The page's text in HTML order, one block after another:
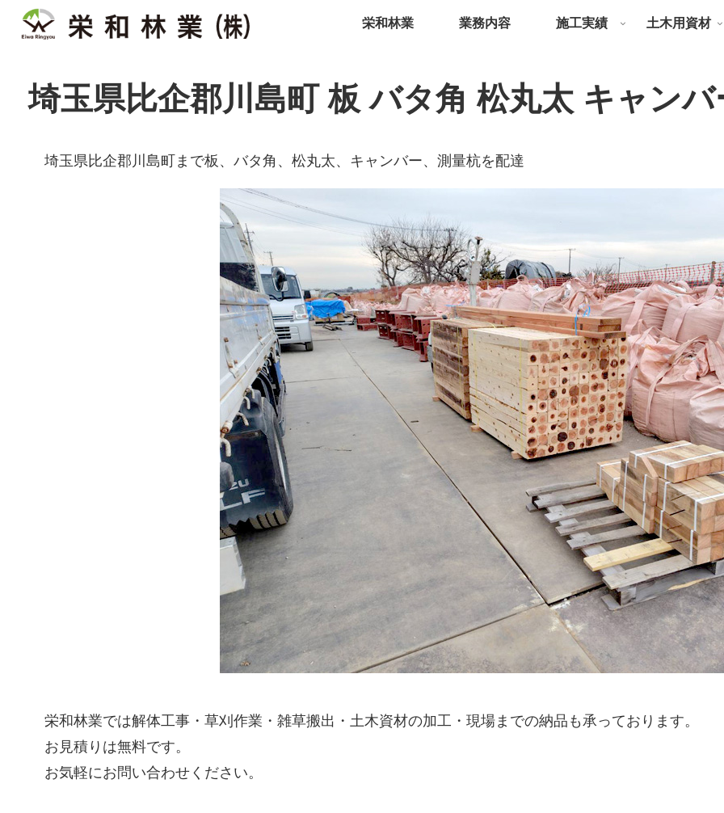
栄和林業 業務内容 施工実績 土木用資材
埼玉県比企郡川島町 板 バタ角 松丸太 キャン
埼玉県比企郡川島町まで板、バタ角、松丸太、キャンバー、測量杭を配達
栄和林業では解体工事・草刈作業・雑草搬出・土木資材の加工・現場までの納品も承っております。
お見積りは無料です。
お気軽にお問い合わせください。